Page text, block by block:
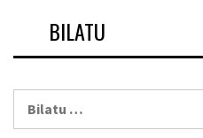
BILATU